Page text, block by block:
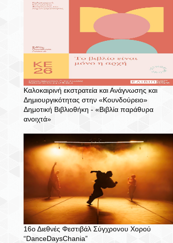
Καλοκαιρινή εκστρατεία και Ανάγνωσης και
Δημιουργικότητας στην «Κουνδούρειο»
Δημοτική Βιβλιοθήκη - «Βιβλία παράθυρα
ανοιχτά»
16ο Διεθνές Φεστιβάλ Σύγχρονου Χορού
“DanceDaysChania”